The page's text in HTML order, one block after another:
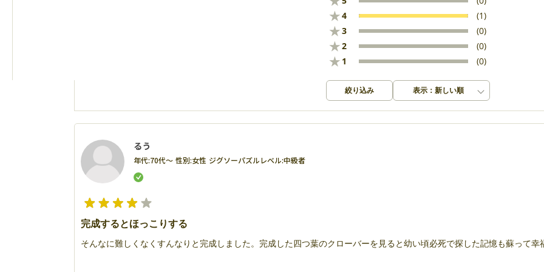
★4 (1)
★3 (0)
★2 (0)
★ 1 (0)
絞り込み 表示：新しい順
るう
年代:70代～ 性別:女性 ジグソーパズルレベル:中級者
完成するとほっこりする
そんなに難しくなくすんなりと完成しました。完成した四つ葉のクローバーを見ると幼い頃必死で探した記憶も蘇って幸